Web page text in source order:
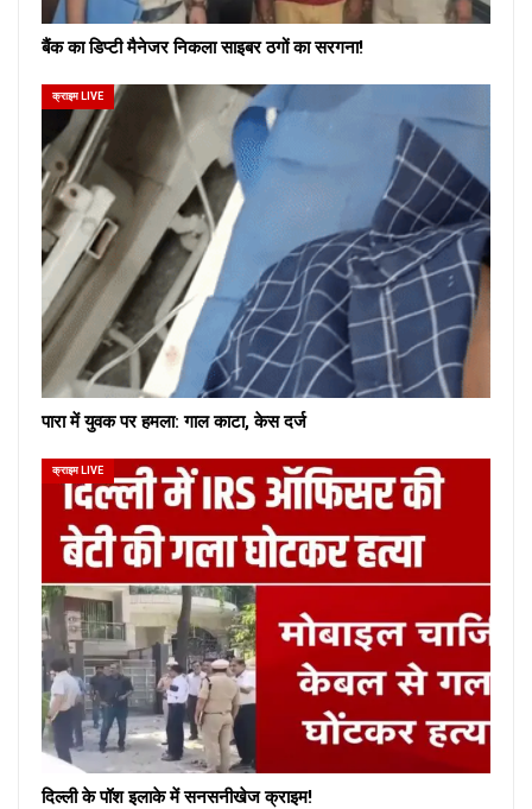
बैंक का डिप्टी मैनेजर निकला साइबर ठगों का सरगना!
क्राइम LIVE
पारा में युवक पर हमला: गाल काटा, केस दर्ज
क्राइम LIVE
दिल्ली के पॉश इलाके में सनसनीखेज क्राइम!